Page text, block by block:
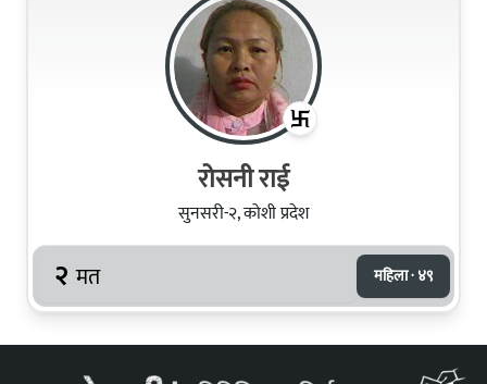
रोसनी राई
सुनसरी-२, कोशी प्रदेश
२ मत महिला · ४९